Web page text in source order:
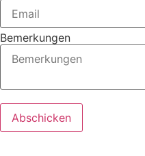
Bemerkungen
Abschicken